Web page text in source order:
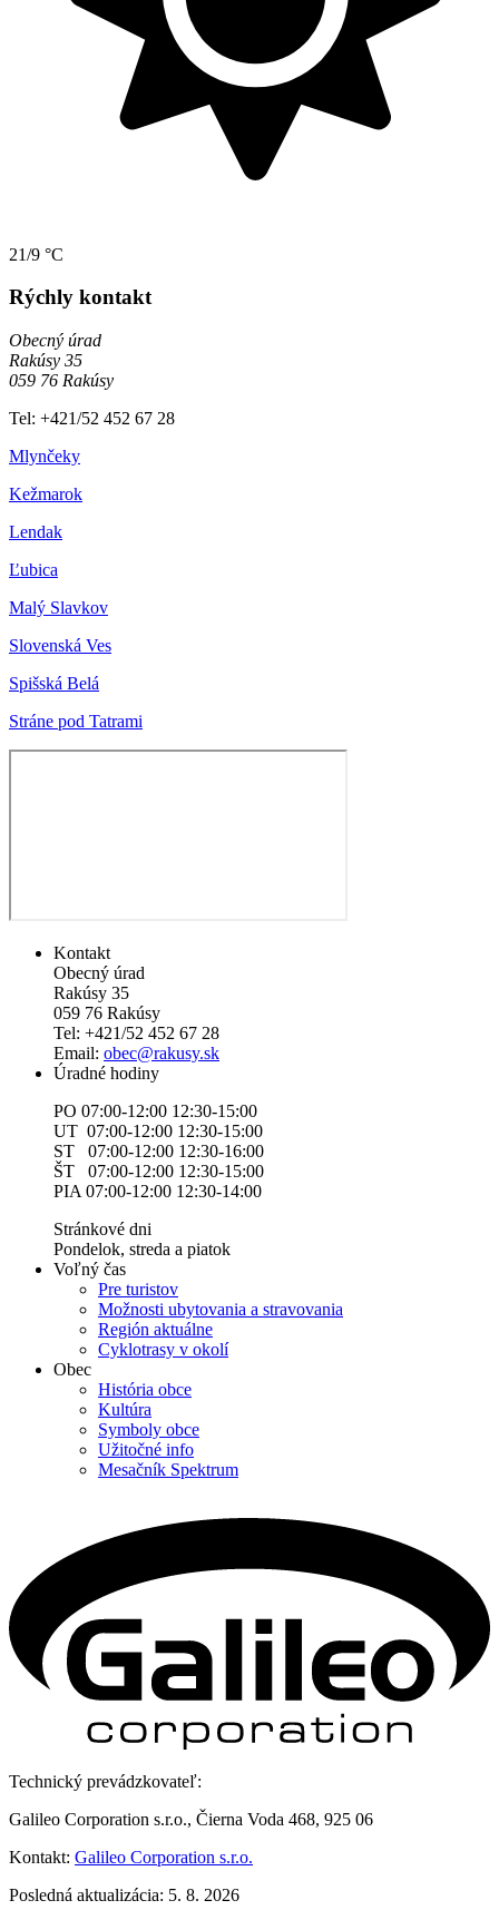
21/9 °C
Rýchly kontakt
Obecný úrad
Rakúsy 35
059 76 Rakúsy
Tel: +421/52 452 67 28
Mlynčeky
Kežmarok
Lendak
Ľubica
Malý Slavkov
Slovenská Ves
Spišská Belá
Stráne pod Tatrami
Kontakt
Obecný úrad
Rakúsy 35
059 76 Rakúsy
Tel: +421/52 452 67 28
Email: obec@rakusy.sk
Úradné hodiny
PO 07:00-12:00 12:30-15:00
UT 07:00-12:00 12:30-15:00
ST 07:00-12:00 12:30-16:00
ŠT 07:00-12:00 12:30-15:00
PIA 07:00-12:00 12:30-14:00
Stránkové dni
Pondelok, streda a piatok
Voľný čas
Pre turistov
Možnosti ubytovania a stravovania
Región aktuálne
Cyklotrasy v okolí
Obec
História obce
Kultúra
Symboly obce
Užitočné info
Mesačník Spektrum
Technický prevádzkovateľ:
Galileo Corporation s.r.o., Čierna Voda 468, 925 06
Kontakt: Galileo Corporation s.r.o.
Posledná aktualizácia: 5. 8. 2026